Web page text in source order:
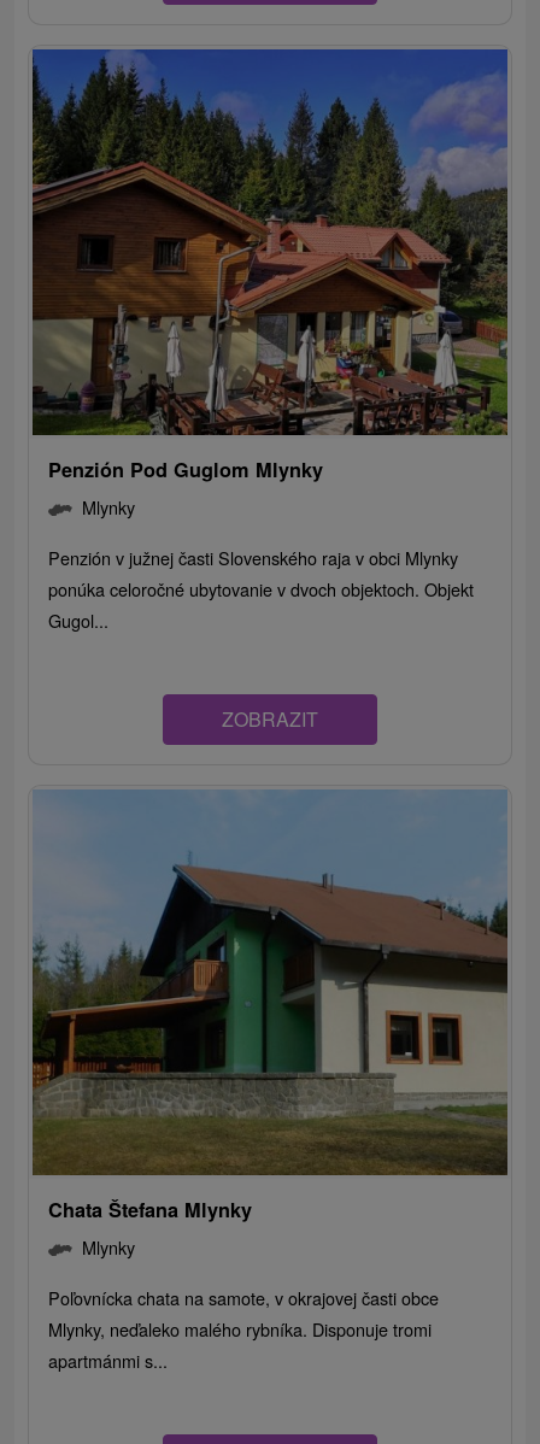
Penzión Pod Guglom Mlynky
Mlynky
Penzión v južnej časti Slovenského raja v obci Mlynky
ponúka celoročné ubytovanie v dvoch objektoch. Objekt
Gugol...
ZOBRAZIT
Chata Štefana Mlynky
Mlynky
Poľovnícka chata na samote, v okrajovej časti obce
Mlynky, neďaleko malého rybníka. Disponuje tromi
apartmánmi s...